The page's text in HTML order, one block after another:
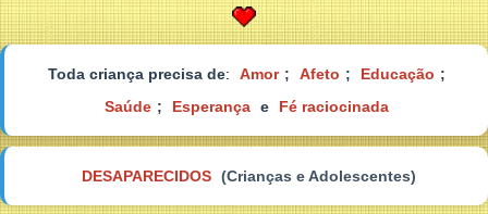
Toda criança precisa de: Amor ; Afeto ; Educação ;
Saúde ; Esperança e Fé raciocinada
DESAPARECIDOS (Crianças e Adolescentes)